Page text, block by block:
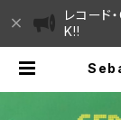
レコー
K!!
A